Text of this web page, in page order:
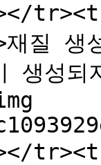
질 생
생성